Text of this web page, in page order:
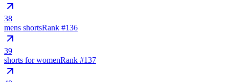
38
mens shortsRank #136
39
shorts for womenRank #137